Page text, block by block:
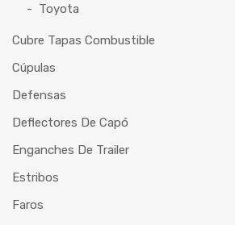
Toyota
Cubre Tapas Combustible
Cúpulas
Defensas
Deflectores De Capó
Enganches De Trailer
Estribos
Faros